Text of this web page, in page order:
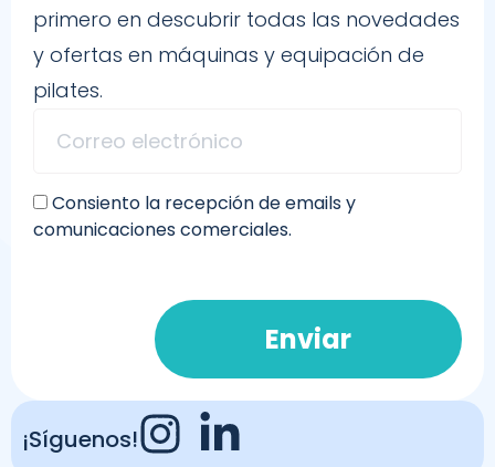
primero en descubrir todas las novedades
y ofertas en máquinas y equipación de
pilates.
Consiento la recepción de emails y
comunicaciones comerciales.
Enviar
¡Síguenos!